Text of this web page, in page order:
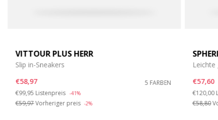
VITTOUR PLUS HERR
Slip in-Sneakers
€58,97
5 FARBEN
Price reduced from
€99,95 to
Listenpreis -41%
€59,97Vorheriger preis -2%
Leichte
€57,60
Price
€120,00
€58,80